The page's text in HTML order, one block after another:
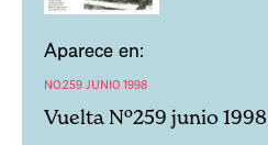
Aparece en:
NO.259 JUNIO 1998
Vuelta Nº259 junio 1998